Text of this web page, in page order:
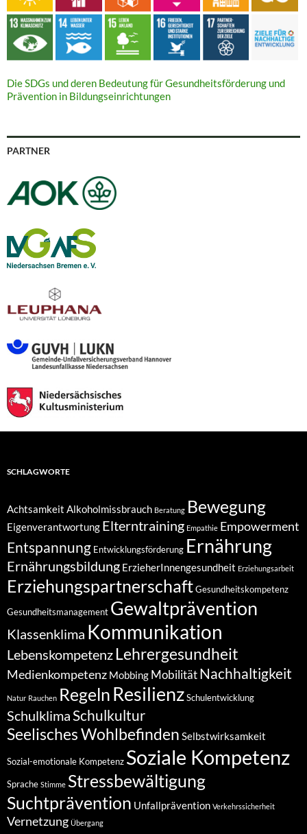
Die SDGs und deren Bedeutung für Gesundheitsförderung und
Prävention in Bildungseinrichtungen
PARTNER
SCHLAGWORTE
Achtsamkeit Alkoholmissbrauch Beratung Bewegung
Eigenverantwortung Elterntraining Empathie Empowerment
Entspannung Entwicklungsförderung Ernährung
Ernährungsbildung ErzieherInnengesundheit Erziehungsarbeit
ErziehungspartnerschaftGesundheitskompetenz
Gesundheitsmanagement Gewaltprävention
Klassenklima Kommunikation
Lebenskompetenz Lehrergesundheit
Medienkompetenz Mobbing MobilitätNachhaltigkeit
Natur Rauchen Regeln ResilienzSchulentwicklung
Schulklima Schulkultur
Seelisches Wohlbefinden Selbstwirksamkeit
Sozial-emotionale Kompetenz Soziale Kompetenz
Sprache Stimme Stressbewältigung
Suchtprävention Unfallprävention Verkehrssicherheit
Vernetzung Übergang